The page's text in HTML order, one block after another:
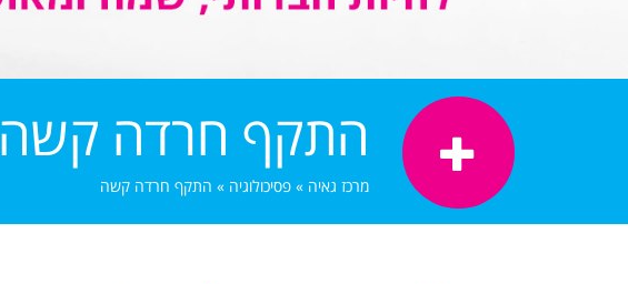
התקף חרדה קשה
מרכז גאיה » פסיכולוגיה » התקף חרדה קשה